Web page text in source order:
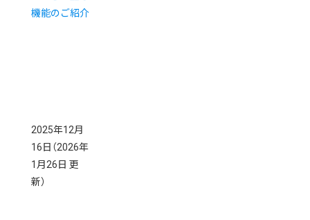
機能のご紹介
2025年12月
16日 （2026年
1月26日 更
新）